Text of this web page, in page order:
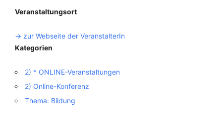
Veranstaltungsort
-> zur Webseite der VeranstalterIn
Kategorien
2) * ONLINE-Veranstaltungen
2) Online-Konferenz
Thema: Bildung